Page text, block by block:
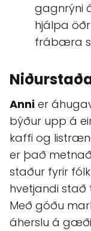
gagnrýni
hjálpa
frábæra
Anni er
býður upp á
kaffi og
er það
staður fyrir
hvetjandi stað
Með góðu
áherslu á